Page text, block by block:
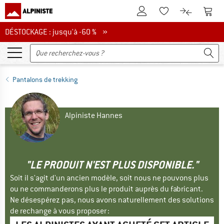
Vers le compte client
Vers la liste
Vers le
DÉSTOCKAGE : jusqu'à -60 %
DÉSTOCKAGE : jusqu'à -60 % »
Pantalons de trekking
Alpiniste Hannes
"LE PRODUIT N'EST PLUS DISPONIBLE."
Soit il s'agit d'un ancien modèle, soit nous ne pouvons plus
ou ne commanderons plus le produit auprès du fabricant.
Ne désespérez pas, nous avons naturellement des solutions
de rechange à vous proposer :